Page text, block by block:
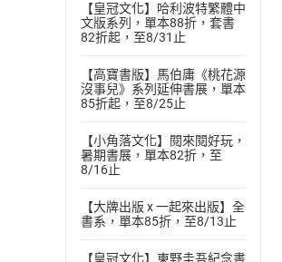
【皇冠文化】哈利波特繁體中
文版系列，單本88折，套書
82折起，至8/31止
【高寶書版】馬伯庸《桃花源
沒事兒》系列延伸書展，單本
85折起，至8/25止
【小角落文化】閱來閱好玩，
暑期書展，單本82折，至
8/16止
【大牌出版 x 一起來出版】全
書系，單本85折，至8/13止
【皇冠文化】東野圭吾紀念書